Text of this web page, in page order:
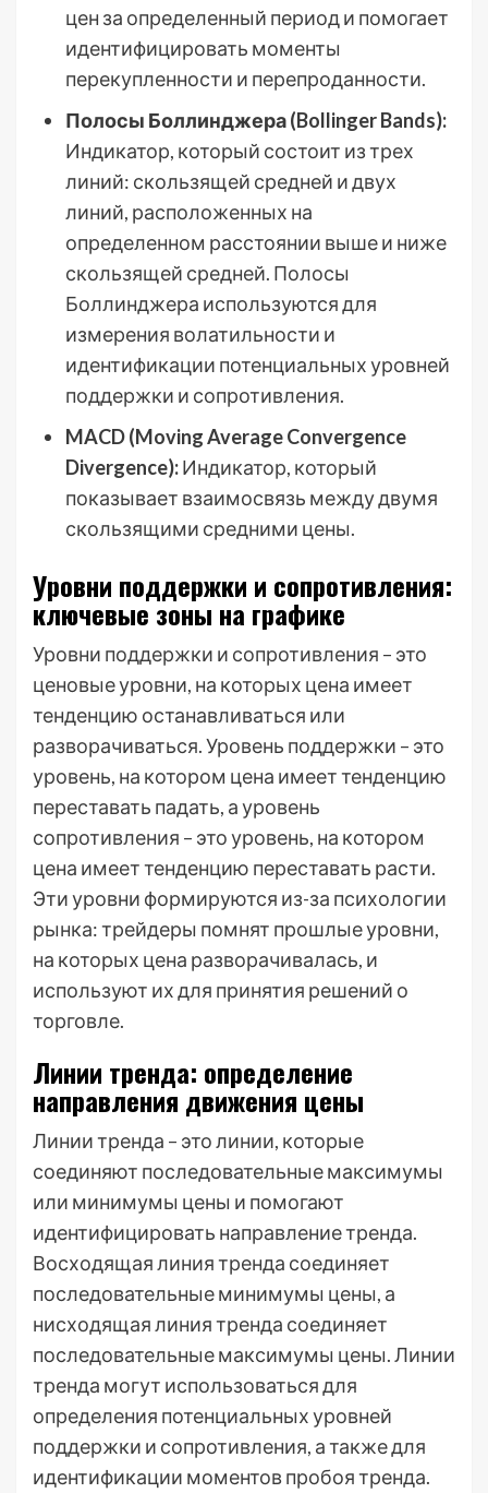
цен за определенный период и помогает
идентифицировать моменты
перекупленности и перепроданности.
Полосы Боллинджера (Bollinger Bands):
Индикатор, который состоит из трех
линий: скользящей средней и двух
линий, расположенных на
определенном расстоянии выше и ниже
скользящей средней. Полосы
Боллинджера используются для
измерения волатильности и
идентификации потенциальных уровней
поддержки и сопротивления.
MACD (Moving Average Convergence
Divergence):Индикатор, который
показывает взаимосвязь между двумя
скользящими средними цены.
Уровни поддержки и сопротивления:
ключевые зоны на графике
Уровни поддержки и сопротивления – это
ценовые уровни, на которых цена имеет
тенденцию останавливаться или
разворачиваться. Уровень поддержки – это
уровень, на котором цена имеет тенденцию
переставать падать, а уровень
сопротивления – это уровень, на котором
цена имеет тенденцию переставать расти.
Эти уровни формируются из-за психологии
рынка: трейдеры помнят прошлые уровни,
на которых цена разворачивалась, и
используют их для принятия решений о
торговле.
Линии тренда: определение
направления движения цены
Линии тренда – это линии, которые
соединяют последовательные максимумы
или минимумы цены и помогают
идентифицировать направление тренда.
Восходящая линия тренда соединяет
последовательные минимумы цены, а
нисходящая линия тренда соединяет
последовательные максимумы цены. Линии
тренда могут использоваться для
определения потенциальных уровней
поддержки и сопротивления, а также для
идентификации моментов пробоя тренда.